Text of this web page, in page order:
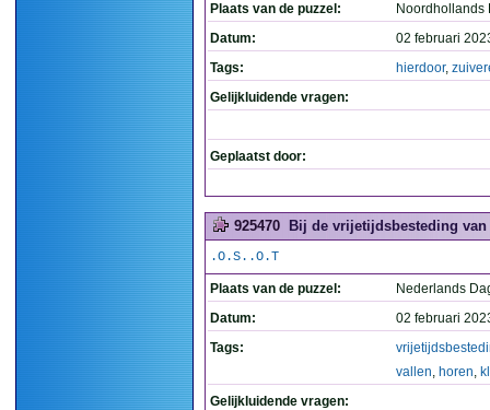
Plaats van de puzzel:
Noordhollands
Datum:
02 februari
Tags:
hierdoor,
Gelijkluidende vragen:
Geplaatst door:
925470 Bij de vrijetijdsbesteding
.O.S..O.T
Plaats van de puzzel:
Nederlands
Datum:
02 februari
Tags:
vallen, horen,
Gelijkluidende vragen: